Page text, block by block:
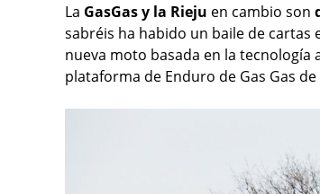
La GasGas y la Rieju en cambio son
sabréis ha habido un baile de cartas
nueva moto basada en la tecnología
plataforma de Enduro de Gas Gas de